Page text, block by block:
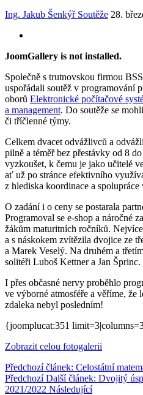
Ing. Jakub Šenkýř Soutěže 28.
JoomGallery is not installed.
Společně s trutnovskou firmou
uspořádali soutěž v programování
oborů Elektronické počítačové
a management. Do soutěže se
či tříčlenné týmy.
Celkem dvacet odvážlivců a
pilně a téměř bez přestávky od 8
vyzkoušet, k čemu je jako učitelé
ať už po stránce efektivního
z hlediska koordinace a spolupráce
O zadání i o ceny se postarala
Programoval se e-shop a náročné
žákům maturitních ročníků.
a s náskokem zvítězila dvojice ze
a Marek Veselý. Na druhém a
solitéři Luboš Kettner a Jan Šprinc.
I přes občasné nervy proběhlo
ve výborné atmosféře a věříme, že
zdaleka nebyl posledním!
{joomplucat:351
Zobrazit celou fotogalerii
Předchozí článek: Celostátní
Předchozí Další článek: Dvojitý
2021/2022 Následující